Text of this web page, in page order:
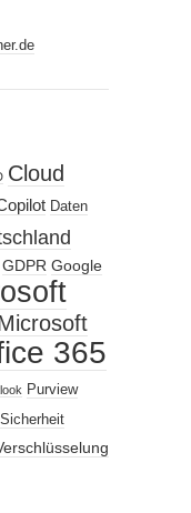
Cloud
Daten
GDPR Google
365
Purview
Sicherheit